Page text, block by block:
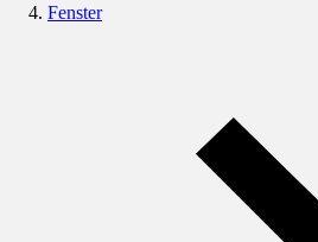
Fenster